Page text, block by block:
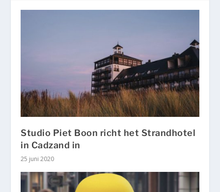
Studio Piet Boon richt het Strandhotel
in Cadzand in
25 juni 2020